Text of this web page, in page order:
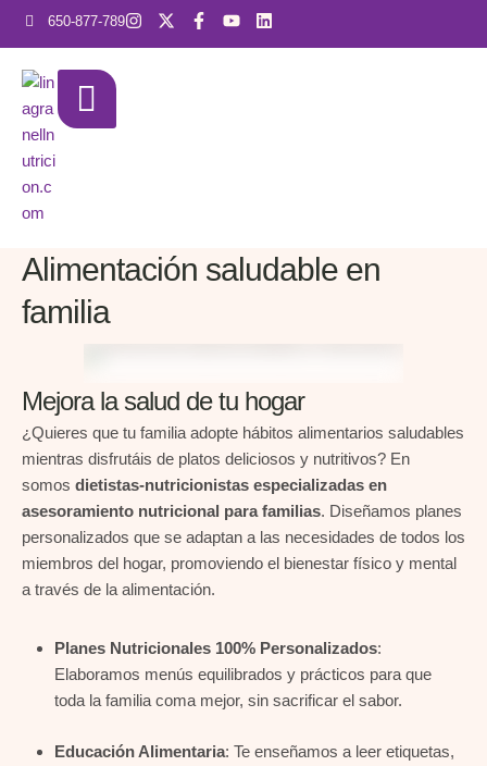
650-877-789
Alimentación saludable en
familia
Mejora la salud de tu hogar
¿Quieres que tu familia adopte hábitos alimentarios saludables
mientras disfrutáis de platos deliciosos y nutritivos? En
somos dietistas-nutricionistas especializadas en
asesoramiento nutricional para familias. Diseñamos planes
personalizados que se adaptan a las necesidades de todos los
miembros del hogar, promoviendo el bienestar físico y mental
a través de la alimentación.
Planes Nutricionales 100% Personalizados:
Elaboramos menús equilibrados y prácticos para que
toda la familia coma mejor, sin sacrificar el sabor.
Educación Alimentaria: Te enseñamos a leer etiquetas,